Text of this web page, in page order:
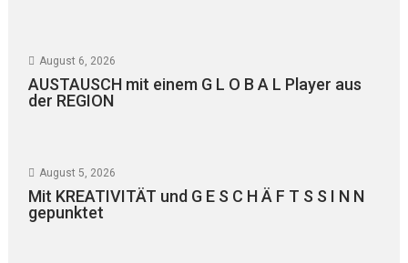
August 6, 2026
AUSTAUSCH mit einem G L O B A L Player aus
der REGION
August 5, 2026
Mit KREATIVITÄT und G E S C H Ä F T S S I N N
gepunktet